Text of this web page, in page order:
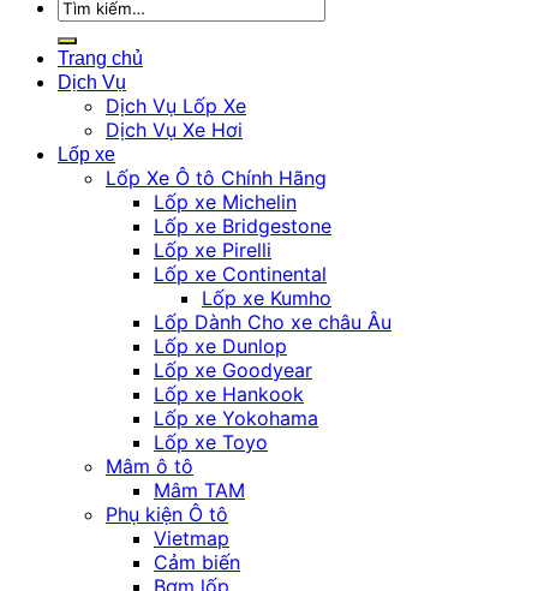
Tìm
kiếm:
Trang chủ
Dịch Vụ
Dịch Vụ Lốp Xe
Dịch Vụ Xe Hơi
Lốp xe
Lốp Xe Ô tô Chính Hãng
Lốp xe Michelin
Lốp xe Bridgestone
Lốp xe Pirelli
Lốp xe Continental
Lốp xe Kumho
Lốp Dành Cho xe châu Âu
Lốp xe Dunlop
Lốp xe Goodyear
Lốp xe Hankook
Lốp xe Yokohama
Lốp xe Toyo
Mâm ô tô
Mâm TAM
Phụ kiện Ô tô
Vietmap
Cảm biến
Bơm lốp